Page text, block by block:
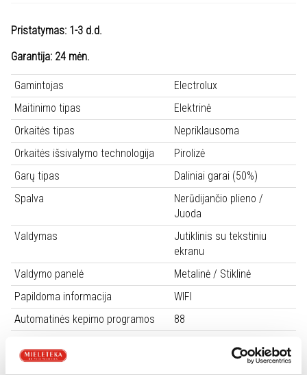
Pristatymas: 1-3 d.d.
Garantija: 24 mėn.
Gamintojas
Electrolux
Maitinimo tipas
Elektrinė
Orkaitės tipas
Nepriklausoma
Orkaitės išsivalymo technologija
Pirolizė
Garų tipas
Daliniai garai (50%)
Spalva
Nerūdijančio plieno /
Juoda
Valdymas
Jutiklinis su tekstiniu
ekranu
Valdymo panelė
Metalinė / Stiklinė
Papildoma informacija
WIFI
Automatinės kepimo programos
88
Mikrobangų funkcija